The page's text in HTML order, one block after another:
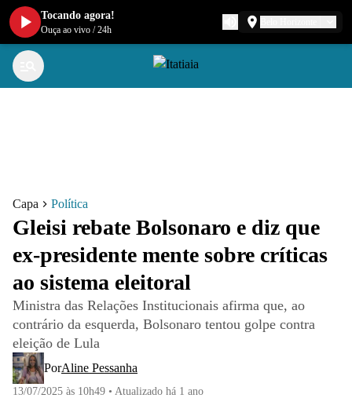
Capa Política
Gleisi rebate Bolsonaro e diz que
ex-presidente mente sobre críticas
ao sistema eleitoral
Ministra das Relações Institucionais afirma que, ao
contrário da esquerda, Bolsonaro tentou golpe contra
eleição de Lula
PorAline Pessanha
13/07/2025 às 10h49 • Atualizado há 1 ano
Tocando agora!
Ouça ao vivo /24h